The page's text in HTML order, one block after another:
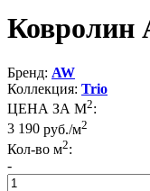
Ковролин
Бренд: AW
Коллекция: Trio
ЦЕНА ЗА М2:
3 190 руб./м2
Кол-во м2:
-